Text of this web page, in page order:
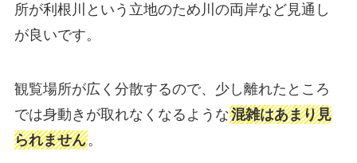
所が利根川という立地のため川の両岸など見通し
が良いです。
観覧場所が広く分散するので、少し離れたところ
では身動きが取れなくなるような混雑はあまり見
られません。